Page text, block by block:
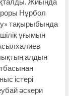
Нұрбол
тақырыбында
ұғымын
Асылхалиев
алдын
істері
әскери